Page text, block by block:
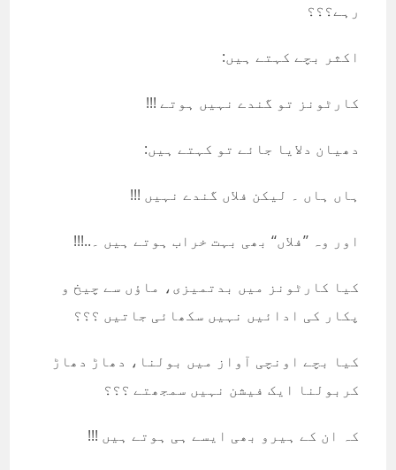
رہے؟؟؟
اکثر بچے کہتے ہیں:
کارٹونز تو گندے نہیں ہوتے !!!
دھیان دلایا جائے تو کہتے ہیں:
ہاں ہاں ۔ لیکن فلاں گندے نہیں !!!
اور وہ ’’فلاں‘‘ بھی بہت خراب ہوتے ہیں ۔..!!!
کیا کارٹونز میں بدتمیزی، ماؤں سے چیخ و
پکار کی ادائیں نہیں سکھائی جاتیں ؟؟؟
کیا بچے اونچی آواز میں بولنا، دھاڑ دھاڑ
کربولنا ایک فیشن نہیں سمجھتے ؟؟؟
کہ ان کے ہیرو بھی ایسے ہی ہوتے ہیں !!!